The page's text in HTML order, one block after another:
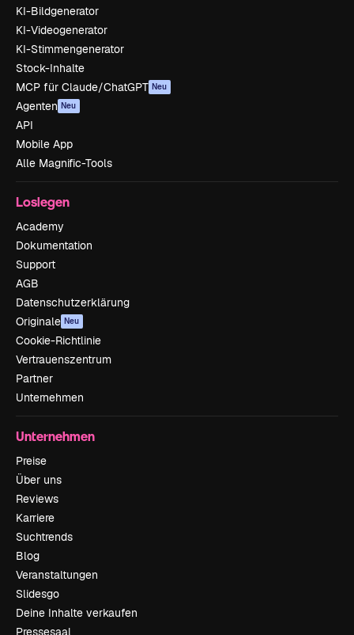
KI-Bildgenerator
KI-Videogenerator
KI-Stimmengenerator
Stock-Inhalte
MCP für Claude/ChatGPT Neu
Agenten Neu
API
Mobile App
Alle Magnific-Tools
Loslegen
Academy
Dokumentation
Support
AGB
Datenschutzerklärung
Originale Neu
Cookie-Richtlinie
Vertrauenszentrum
Partner
Unternehmen
Unternehmen
Preise
Über uns
Reviews
Karriere
Suchtrends
Blog
Veranstaltungen
Slidesgo
Deine Inhalte verkaufen
Pressesaal